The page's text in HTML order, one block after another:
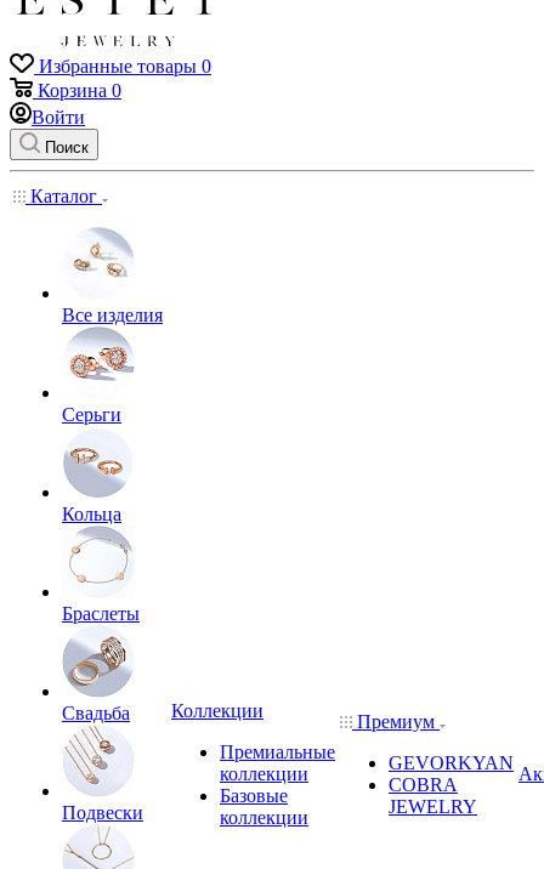
Избранные товары 0
Корзина 0
Войти
Поиск
Каталог
Все изделия
Серьги
Кольца
Браслеты
Свадьба
Подвески
Коллекции
Премиальные
коллекции
Базовые
коллекции
Премиум
GEVORKYAN
COBRA
JEWELRY